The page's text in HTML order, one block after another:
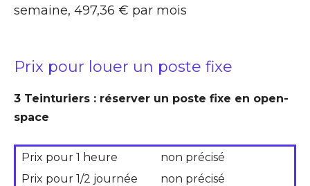
semaine, 497,36 € par mois
Prix pour louer un poste fixe
3 Teinturiers : réserver un poste fixe en open-
space
Prix pour 1 heure
non précisé
Prix pour 1/2 journée
non précisé